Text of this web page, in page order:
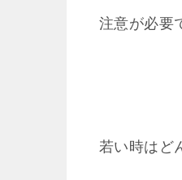
注意が必要
若い時はど